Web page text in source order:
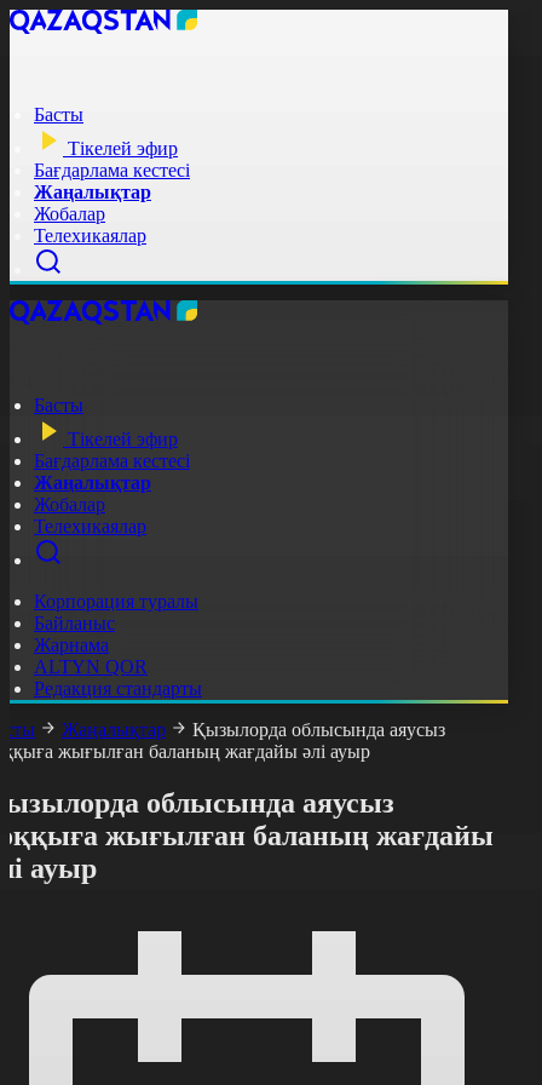
Басты
Тікелей эфир
Бағдарлама кестесі
Жаңалықтар
Жобалар
Телехикаялар
Басты
Тікелей эфир
Бағдарлама кестесі
Жаңалықтар
Жобалар
Телехикаялар
Корпорация туралы
Байланыс
Жарнама
ALTYN QOR
Редакция стандарты
Жаңалықтар
Қызылорда облысында аяусыз
жығылған баланың жағдайы әлі ауыр
облысында аяусыз
жығылған баланың жағдайы
ауыр